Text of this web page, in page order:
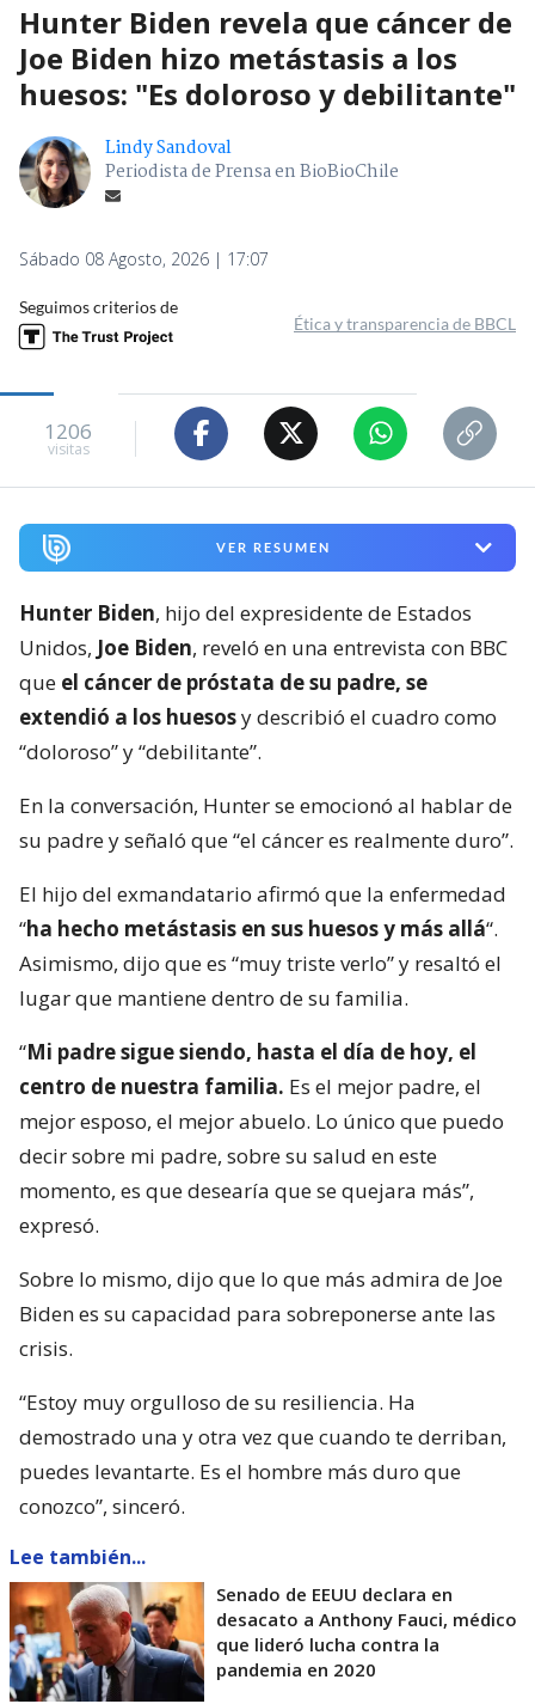
Hunter Biden revela que cáncer de
Joe Biden hizo metástasis a los
huesos: "Es doloroso y debilitante"
Lindy Sandoval
Periodista de Prensa en BioBioChile
Sábado 08 Agosto, 2026 | 17:07
Seguimos criterios de
Ética y transparencia de BBCL
1206
visitas
VER RESUMEN
Hunter Biden, hijo del expresidente de Estados
Unidos, Joe Biden, reveló en una entrevista con BBC
que el cáncer de próstata de su padre, se
extendió a los huesosy describió el cuadro como
“doloroso” y “debilitante”.
En la conversación, Hunter se emocionó al hablar de
su padre y señaló que “el cáncer es realmente duro”.
El hijo del exmandatario afirmó que la enfermedad
“ha hecho metástasis en sus huesos y más allá“.
Asimismo, dijo que es “muy triste verlo” y resaltó el
lugar que mantiene dentro de su familia.
“Mi padre sigue siendo, hasta el día de hoy, el
centro de nuestra familia. Es el mejor padre, el
mejor esposo, el mejor abuelo. Lo único que puedo
decir sobre mi padre, sobre su salud en este
momento, es que desearía que se quejara más”,
expresó.
Sobre lo mismo, dijo que lo que más admira de Joe
Biden es su capacidad para sobreponerse ante las
crisis.
“Estoy muy orgulloso de su resiliencia. Ha
demostrado una y otra vez que cuando te derriban,
puedes levantarte. Es el hombre más duro que
conozco”, sinceró.
Lee también...
Senado de EEUU declara en
desacato a Anthony Fauci, médico
que lideró lucha contra la
pandemia en 2020